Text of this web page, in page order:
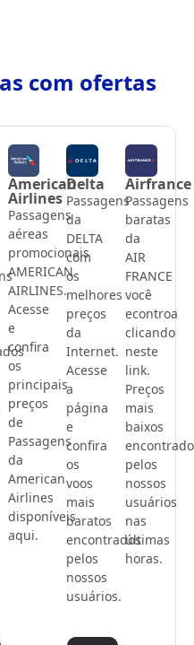
com ofertas
American
Airlines
Passagens
aéreas
promocionais
AMERICAN
AIRLINES.
Acesse
e
confira
os
principais
preços
de
Passagens
da
American
Airlines
disponíveis
aqui.
Delta
Passagens
da
DELTA
com
os
melhores
preços
da
Internet.
Acesse
a
página
e
confira
os
voos
mais
baratos
encontrados
pelos
nossos
usuários.
Airfrance
Passagens
baratas
da
AIR
FRANCE
você
econtroa
clicando
neste
link.
Preços
mais
baixos
pelos
nossos
usuários
nas
últimas
horas.